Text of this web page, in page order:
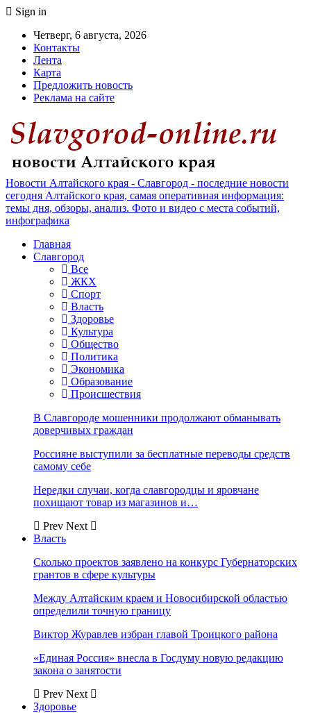
Sign in
Четверг, 6 августа, 2026
Контакты
Лента
Карта
Предложить новость
Реклама на сайте
Новости Алтайского края - Славгород - последние новости
сегодня Алтайского края, самая оперативная информация:
темы дня, обзоры, анализ. Фото и видео с места событий,
инфографика
Главная
Славгород
Все
ЖКХ
Спорт
Власть
Здоровье
Культура
Общество
Политика
Экономика
Образование
Происшествия
В Славгороде мошенники продолжают обманывать
доверчивых граждан
Россияне выступили за бесплатные переводы средств
самому себе
Нередки случаи, когда славгородцы и яровчане
похищают товар из магазинов и…
Prev Next
Власть
Сколько проектов заявлено на конкурс Губернаторских
грантов в сфере культуры
Между Алтайским краем и Новосибирской областью
определили точную границу
Виктор Журавлев избран главой Троицкого района
«Единая Россия» внесла в Госдуму новую редакцию
закона о занятости
Prev Next
Здоровье